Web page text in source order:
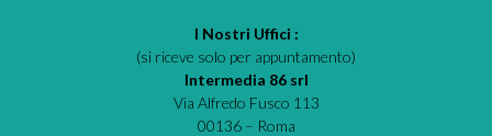
I Nostri Uffici :
(si riceve solo per appuntamento)
Intermedia 86 srl
Via Alfredo Fusco 113
00136 – Roma